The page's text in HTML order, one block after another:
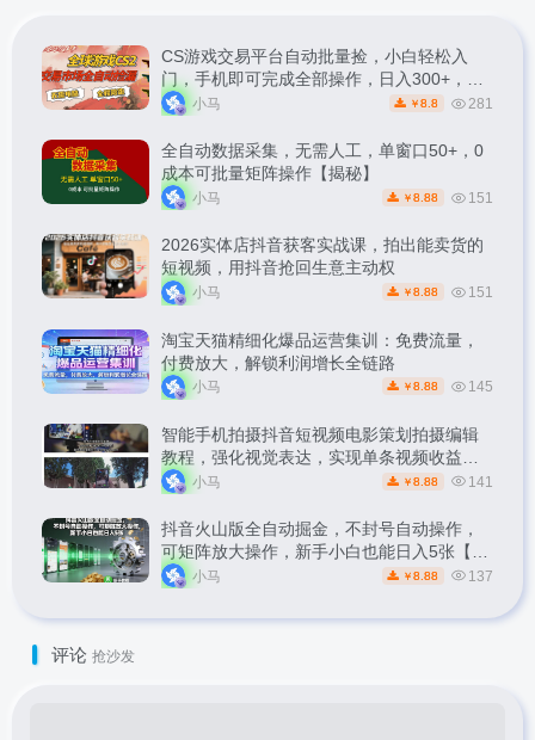
CS游戏交易平台自动批量捡，小白轻松入
门，手机即可完成全部操作，日入300+，轻
松副业【揭秘】
小马 ￥ 8.8 281
全自动数据采集，无需人工，单窗口50+，0
成本可批量矩阵操作【揭秘】
小马 ￥ 8.88 151
2026实体店抖音获客实战课，拍出能卖货的
短视频，用抖音抢回生意主动权
小马 ￥ 8.88 151
淘宝天猫精细化爆品运营集训：免费流量，
付费放大，解锁利润增长全链路
小马 ￥ 8.88 145
智能手机拍摄抖音短视频电影策划拍摄编辑
教程，强化视觉表达，实现单条视频收益破
1k
小马 ￥ 8.88 141
抖音火山版全自动掘金，不封号自动操作，
可矩阵放大操作，新手小白也能日入5张【揭
秘】小马 ￥ 8.88 137
评论 抢沙发